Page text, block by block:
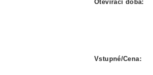
Otevírací doba:
Vstupné/Cena: